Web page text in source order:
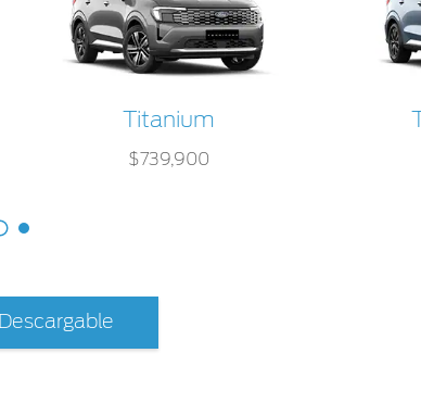
1
Titanium
$739,900